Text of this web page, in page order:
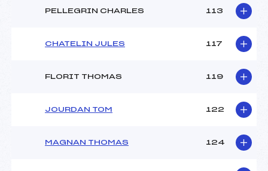
PELLEGRIN CHARLES 113
CHATELIN JULES 117
FLORIT THOMAS 119
JOURDAN TOM 122
MAGNAN THOMAS 124